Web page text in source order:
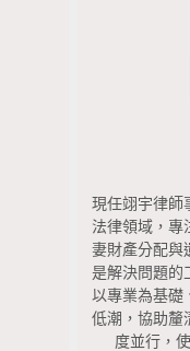
現任翊宇律師
法律領域，專
妻財產分配與
是解決問題的
以專業為基礎
低潮，協助釐
度並行，